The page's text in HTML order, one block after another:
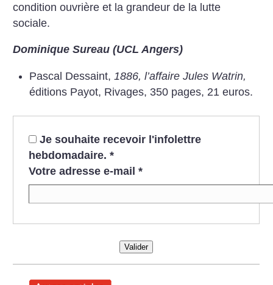
condition ouvrière et la grandeur de la lutte
sociale.
Dominique Sureau (UCL Angers)
Pascal Dessaint, 1886, l’affaire Jules Watrin,
éditions Payot, Rivages, 350 pages, 21 euros.
Je souhaite recevoir l'infolettre
hebdomadaire. *
Votre adresse e-mail *
Valider